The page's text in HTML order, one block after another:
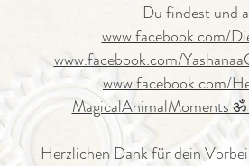
Du findest und
www.facebook.com/
www.facebook.com/
www.facebook.com/
MagicalAnimalMoments
Herzlichen Dank für dein